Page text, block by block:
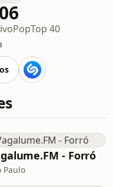
PopTop 40
- Forró
Paulo